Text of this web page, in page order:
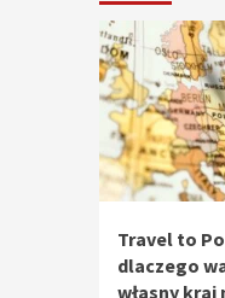
Travel to
dlaczego
własny kraj